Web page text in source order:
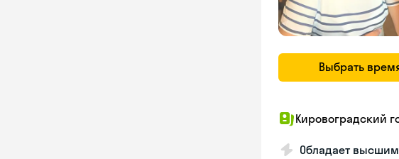
Выбрать
Кировоградский
Обладает